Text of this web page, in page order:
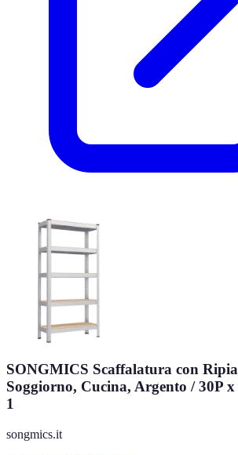
SONGMICS Scaffalatura con
Soggiorno, Cucina, Argento / 30P
1
songmics.it